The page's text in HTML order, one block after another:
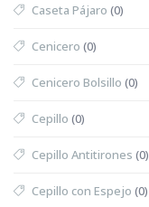
Caseta Pájaro (0)
Cenicero (0)
Cenicero Bolsillo (0)
Cepillo (0)
Cepillo Antitirones (0)
Cepillo con Espejo (0)